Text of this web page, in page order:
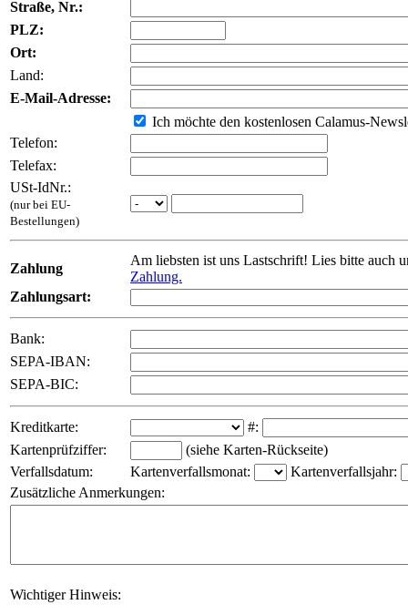
Straße, Nr.:
PLZ:
Ort:
Land:
E-Mail-Adresse:
Ich möchte den kostenlosen Calamus-
Telefon:
Telefax:
USt-IdNr.:
(nur bei EU-
Bestellungen)
Zahlung
Am liebsten ist uns Lastschrift! Lies bitte auch
Zahlung.
Zahlungsart:
Bank:
SEPA-IBAN:
SEPA-BIC:
Kreditkarte:
#:
Kartenprüfziffer:
(siehe Karten-Rückseite)
Verfallsdatum:
Kartenverfallsmonat:
Kartenverfallsjahr:
Zusätzliche Anmerkungen:
Wichtiger Hinweis: